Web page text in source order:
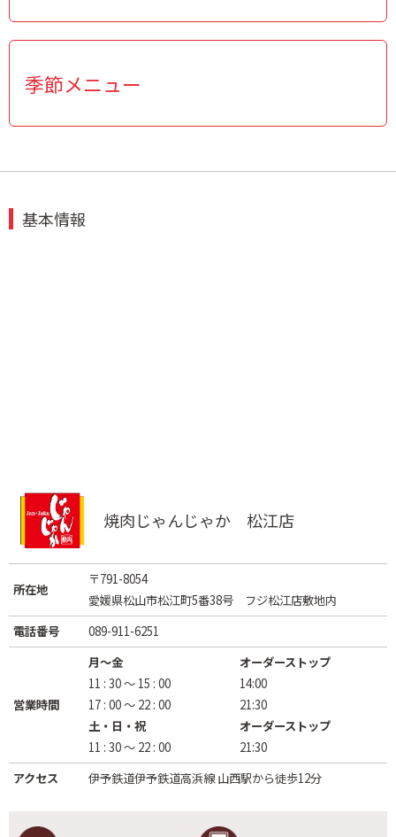
季節メニュー
基本情報
焼肉じゃんじゃか 松江店
所在地
〒791-8054
愛媛県松山市松江町5番38号 フジ松江店敷地内
電話番号
089-911-6251
営業時間
月〜金
11 : 30 ～ 15 : 00
17 : 00 ～ 22 : 00
土・日・祝
11 : 30 ～ 22 : 00
オーダーストップ
14:00
21:30
オーダーストップ
21:30
アクセス
伊予鉄道伊予鉄道高浜線 山西駅から徒歩12分